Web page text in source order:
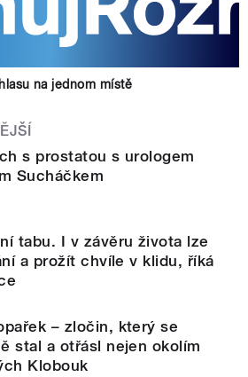
na jednom místě
s prostatou s urologem
Sucháčkem
tabu. I v závěru života lze
a prožít chvíle v klidu, říká
– zločin, který se
stal a otřásl nejen okolím
Klobouk